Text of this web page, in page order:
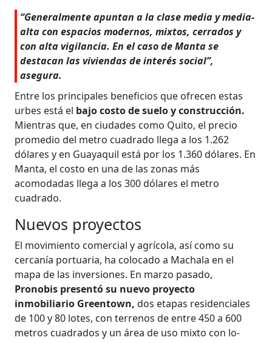
“Generalmente apuntan a la clase media y media-
alta con espacios mo­dernos, mixtos, cerrados y
con alta vigi­lancia. En el caso de Manta se
destacan las viviendas de interés social”,
asegura.
Entre los principales beneficios que ofrecen estas
urbes está el bajo costo de suelo y construcción.
Mientras que, en ciudades como Quito, el precio
prome­dio del metro cuadrado llega a los 1.262
dólares y en Guayaquil está por los 1.360 dólares. En
Manta, el costo en una de las zonas más
acomodadas llega a los 300 dólares el metro
cuadrado.
Nuevos proyectos
El movimiento comercial y agrícola, así como su
cercanía portuaria, ha coloca­do a Machala en el
mapa de las inver­siones. En marzo pasado,
Pronobis pre­sentó su nuevo proyecto
inmobiliario Greentown, dos etapas residenciales
de 100 y 80 lotes, con terrenos de entre 450 a 600
metros cuadrados y un área de uso mixto con lo­